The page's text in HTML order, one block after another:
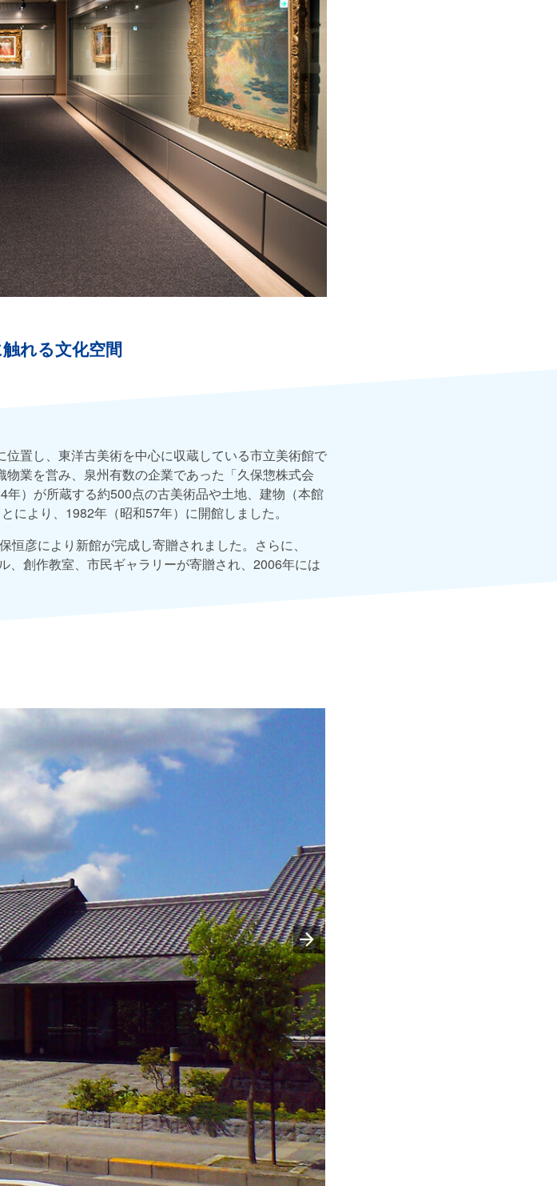
れる文化空間
位置し、東洋古美術を中心に収蔵している市立美術館で
業を営み、泉州有数の企業であった「久保惣株式会
）が所蔵する約500点の古美術品や土地、建物（本館
により、1982年（昭和57年）に開館しました。
彦により新館が完成し寄贈されました。さらに、
、創作教室、市民ギャラリーが寄贈され、2006年には